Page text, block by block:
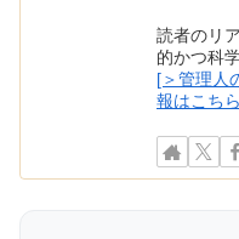
読者のリ
的かつ科
[＞管理人
報はこち